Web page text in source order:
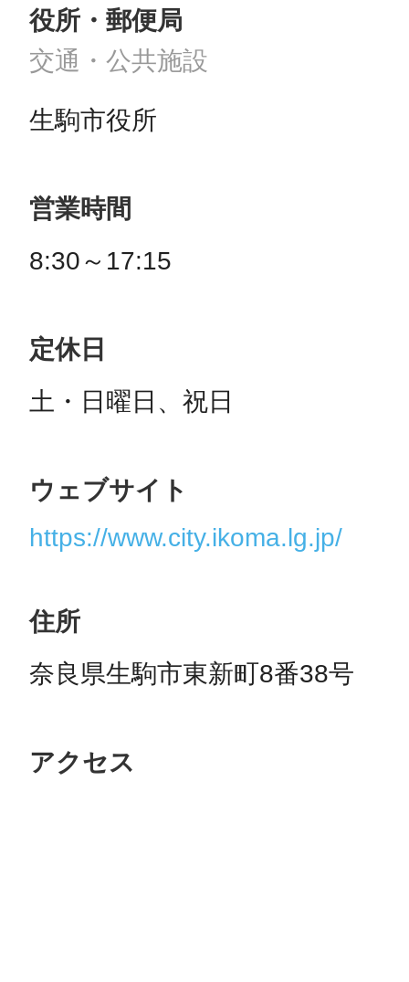
役所・郵便局
交通・公共施設
生駒市役所
営業時間
8:30～17:15
定休日
土・日曜日、祝日
ウェブサイト
https://www.city.ikoma.lg.jp/
住所
奈良県生駒市東新町8番38号
アクセス